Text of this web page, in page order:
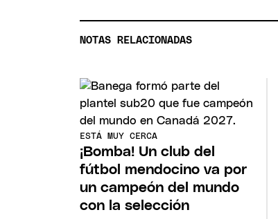
NOTAS RELACIONADAS
ESTÁ MUY CERCA
¡Bomba! Un club del
fútbol mendocino va por
un campeón del mundo
con la selección